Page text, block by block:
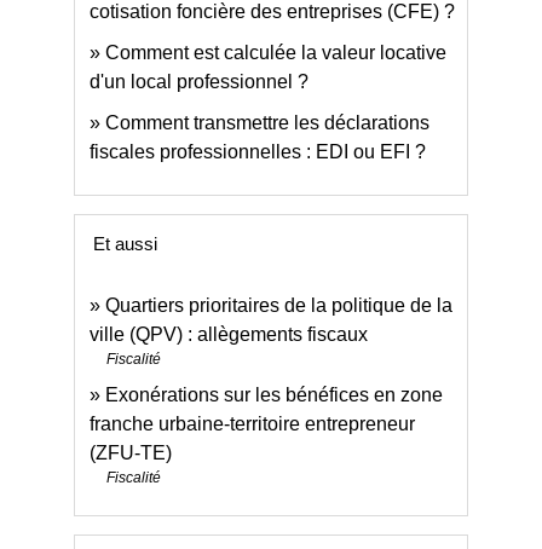
cotisation foncière des entreprises (CFE) ?
Comment est calculée la valeur locative
d'un local professionnel ?
Comment transmettre les déclarations
fiscales professionnelles : EDI ou EFI ?
Et aussi
Quartiers prioritaires de la politique de la
ville (QPV) : allègements fiscaux
Fiscalité
Exonérations sur les bénéfices en zone
franche urbaine-territoire entrepreneur
(ZFU-TE)
Fiscalité